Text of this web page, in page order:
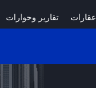
عقارات تقارير وحوارات